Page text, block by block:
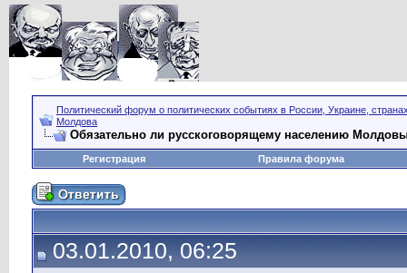
Политический форум о политических событиях в России, Украине,
Молдова
Обязательно ли русскоговорящему населению
Регистрация Правила форума
03.01.2010, 06:25